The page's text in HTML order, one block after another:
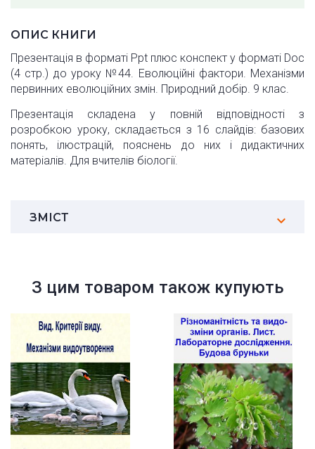
ОПИС КНИГИ
Презентація в форматі Ppt плюс конспект у форматі Doc
(4 стр.) до уроку №44. Еволюційні фактори. Механізми
первинних еволюційних змін. Природний добір. 9 клас.
Презентація складена у повній відповідності з
розробкою уроку, складається з 16 слайдів: базових
понять, ілюстрацій, пояснень до них і дидактичних
матеріалів. Для вчителів біології.
ЗМІСТ
З цим товаром також купують